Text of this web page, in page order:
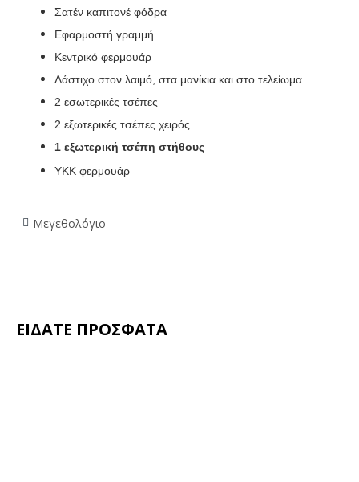
Σατέν καπιτονέ φόδρα
Εφαρμοστή γραμμή
Κεντρικό φερμουάρ
Λάστιχο στον λαιμό, στα μανίκια και στο τελείωμα
2 εσωτερικές τσέπες
2 εξωτερικές τσέπες χειρός
1 εξωτερική τσέπη στήθους
ΥΚΚ φερμουάρ
Μεγεθολόγιο
ΕΙΔΑΤΕ ΠΡΟΣΦΑΤΑ